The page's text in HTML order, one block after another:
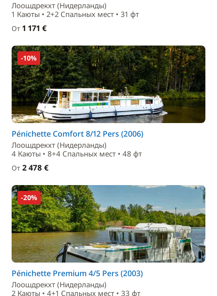
Лоошдрекхт (Нидерланды)
1 Каюты • 2+2 Спальныx мест • 31 фт
От 1 171 €
-10%
Pénichette Comfort 8/12 Pers (2006)
Лоошдрекхт (Нидерланды)
4 Каюты • 8+4 Спальныx мест • 48 фт
От 2 478 €
-20%
Pénichette Premium 4/5 Pers (2003)
Лоошдрекхт (Нидерланды)
2 Каюты • 4+1 Спальныx мест • 33 фт